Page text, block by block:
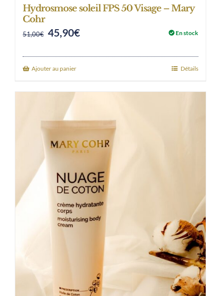
Hydrosmose soleil FPS 50 Visage – Mary
Cohr
51,00€ Original
45,90€Current
En stock
Ajouter au panier Détails